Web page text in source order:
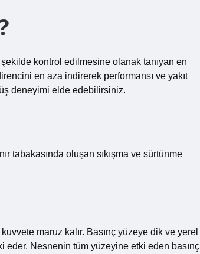
kontrol edilmesine olanak tanıyan en
en aza indirerek performansı ve yakıt
deneyimi elde edebilirsiniz.
tabakasında oluşan sıkışma ve sürtünme
maruz kalır. Basınç yüzeye dik ve yerel
Nesnenin tüm yüzeyine etki eden basınç